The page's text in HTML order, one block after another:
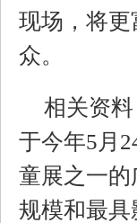
现场，将
众。
相关资
于今年5月
童展之一
规模和最具